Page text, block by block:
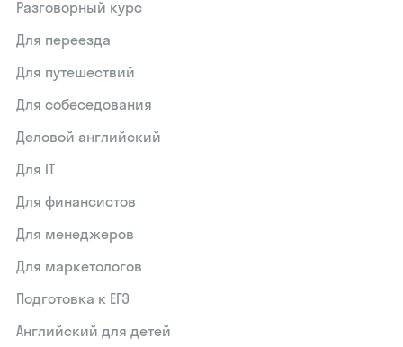
Разговорный курс
Для переезда
Для путешествий
Для собеседования
Деловой английский
Для IT
Для финансистов
Для менеджеров
Для маркетологов
Подготовка к ЕГЭ
Английский для детей